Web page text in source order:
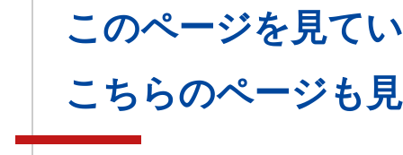
このページを見て
こちらのページも